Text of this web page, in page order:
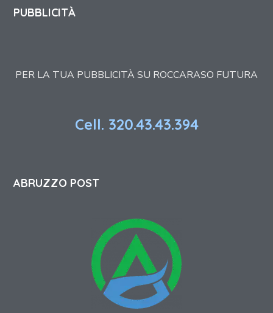
PUBBLICITÀ
PER LA TUA PUBBLICITÀ SU ROCCARASO FUTURA
Cell. 320.43.43.394
ABRUZZO POST